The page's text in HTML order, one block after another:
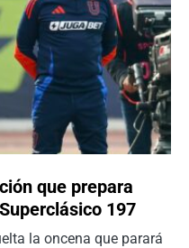
que prepara
197
la oncena que parará